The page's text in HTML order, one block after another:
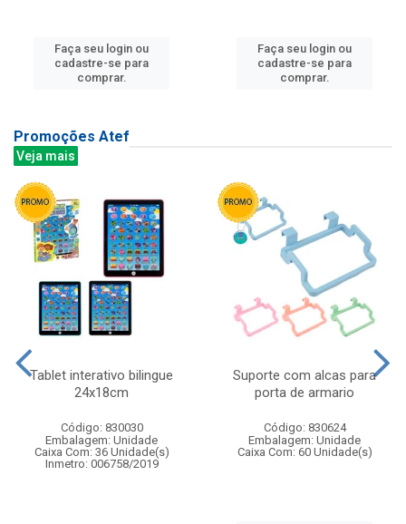
Faça seu login ou
cadastre-se para
comprar.
Faça seu login ou
cadastre-se para
comprar.
Promoções Atef
Veja mais
Tablet interativo bilingue
24x18cm
Código: 830030
Embalagem: Unidade
Caixa Com: 36 Unidade(s)
Inmetro: 006758/2019
Suporte com alcas para
porta de armario
Código: 830624
Embalagem: Unidade
Caixa Com: 60 Unidade(s)